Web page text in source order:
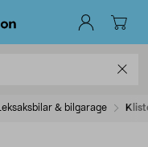
Leksaksbilar & bilgarage